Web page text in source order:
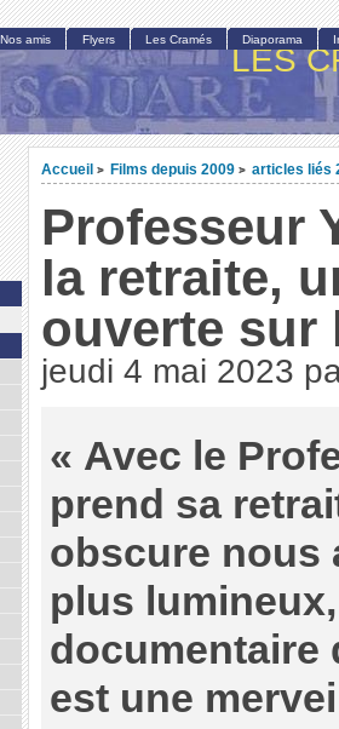
LES
Accueil > Films depuis 2009 > articles liés
Professeur
la retraite,
ouverte sur
jeudi 4 mai 2023
« Avec le
prend sa
obscure nous
plus
documentaire
est une
Nos amis Flyers Les Cramés Diaporama